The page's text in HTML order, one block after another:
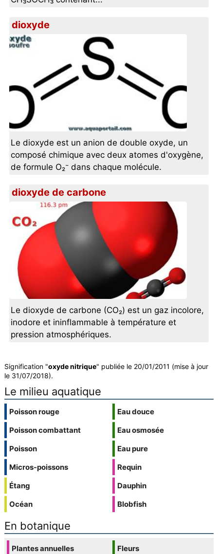
dioxyde
Le dioxyde est un anion de double oxyde, un
composé chimique avec deux atomes d'oxygène,
de formule O₂⁻ dans chaque molécule.
dioxyde de carbone
Le dioxyde de carbone (CO₂) est un gaz incolore,
inodore et ininflammable à température et
pression atmosphériques.
Signification "oxyde nitrique" publiée le 20/01/2011 (mise à jour
le 31/07/2018).
Le milieu aquatique
Poisson rouge
Poisson combattant
Poisson
Micros-poissons
Étang
Océan
Eau douce
Eau osmosée
Eau pure
Requin
Dauphin
Blobfish
En botanique
Plantes annuelles
Fleurs